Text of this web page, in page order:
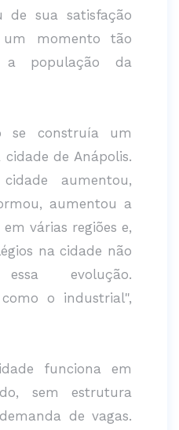
de sua satisfação
momento tão
a população da
se construía um
de Anápolis.
aumentou,
aumentou a
várias regiões e,
na cidade não
essa evolução.
o industrial",
funciona em
sem estrutura
de vagas.